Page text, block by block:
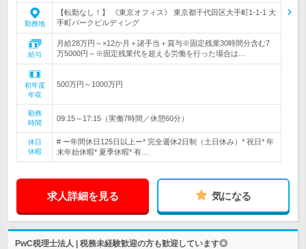
勤務地
【転勤なし！】 《東京オフィス》 東京都千代田区大手町1-1-1 大
手町パークビルディング
給与
月給28万円～×12か月＋諸手当＋賞与※固定残業30時間分含む7
万5000円～※固定残業代を超える労働を行った場合は…
初年度
年収
500万円～1000万円
勤務
時間
09:15～17:15（実働7時間／休憩60分）
休日
休暇
# ー年間休日125日以上ー* 完全週休2日制（土日休み）* 祝日* 年
末年始休暇* 夏季休暇* 有…
求人詳細を見る 気になる
PwC税理士法人 | 税務未経験歓迎の方も歓迎しています◎